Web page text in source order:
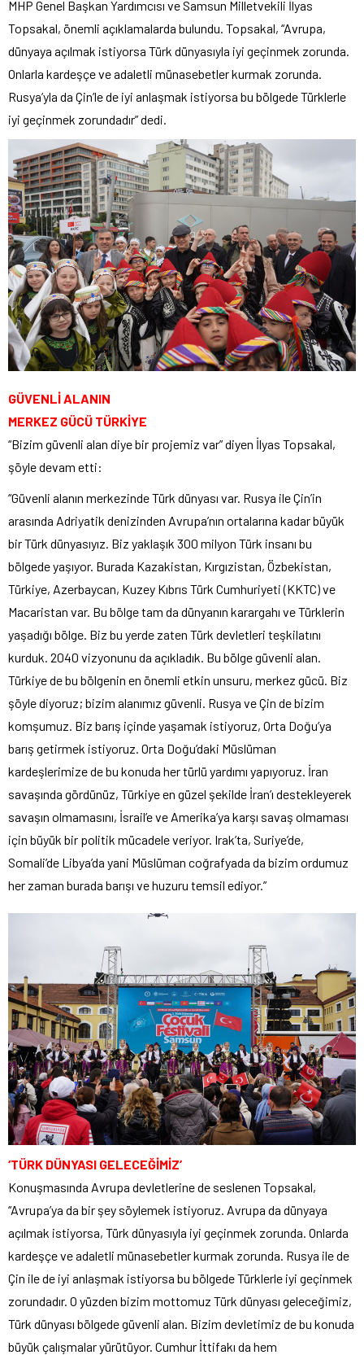
MHP Genel Başkan Yardımcısı ve Samsun Milletvekili İlyas
Topsakal, önemli açıklamalarda bulundu. Topsakal, “Avrupa,
dünyaya açılmak istiyorsa Türk dünyasıyla iyi geçinmek zorunda.
Onlarla kardeşçe ve adaletli münasebetler kurmak zorunda.
Rusya’yla da Çin’le de iyi anlaşmak istiyorsa bu bölgede Türklerle
iyi geçinmek zorundadır” dedi.
GÜVENLİ ALANIN
MERKEZ GÜCÜ TÜRKİYE
“Bizim güvenli alan diye bir projemiz var” diyen İlyas Topsakal,
şöyle devam etti:
“Güvenli alanın merkezinde Türk dünyası var. Rusya ile Çin’in
arasında Adriyatik denizinden Avrupa’nın ortalarına kadar büyük
bir Türk dünyasıyız. Biz yaklaşık 300 milyon Türk insanı bu
bölgede yaşıyor. Burada Kazakistan, Kırgızistan, Özbekistan,
Türkiye, Azerbaycan, Kuzey Kıbrıs Türk Cumhuriyeti (KKTC) ve
Macaristan var. Bu bölge tam da dünyanın karargahı ve Türklerin
yaşadığı bölge. Biz bu yerde zaten Türk devletleri teşkilatını
kurduk. 2040 vizyonunu da açıkladık. Bu bölge güvenli alan.
Türkiye de bu bölgenin en önemli etkin unsuru, merkez gücü. Biz
şöyle diyoruz; bizim alanımız güvenli. Rusya ve Çin de bizim
komşumuz. Biz barış içinde yaşamak istiyoruz, Orta Doğu’ya
barış getirmek istiyoruz. Orta Doğu’daki Müslüman
kardeşlerimize de bu konuda her türlü yardımı yapıyoruz. İran
savaşında gördünüz, Türkiye en güzel şekilde İran’ı destekleyerek
savaşın olmamasını, İsrail’e ve Amerika’ya karşı savaş olmaması
için büyük bir politik mücadele veriyor. Irak’ta, Suriye’de,
Somali’de Libya’da yani Müslüman coğrafyada da bizim ordumuz
her zaman burada barışı ve huzuru temsil ediyor.”
‘TÜRK DÜNYASI GELECEĞİMİZ’
Konuşmasında Avrupa devletlerine de seslenen Topsakal,
“Avrupa’ya da bir şey söylemek istiyoruz. Avrupa da dünyaya
açılmak istiyorsa, Türk dünyasıyla iyi geçinmek zorunda. Onlarda
kardeşçe ve adaletli münasebetler kurmak zorunda. Rusya ile de
Çin ile de iyi anlaşmak istiyorsa bu bölgede Türklerle iyi geçinmek
zorundadır. O yüzden bizim mottomuz Türk dünyası geleceğimiz,
Türk dünyası bölgede güvenli alan. Bizim devletimiz de bu konuda
büyük çalışmalar yürütüyor. Cumhur İttifakı da hem